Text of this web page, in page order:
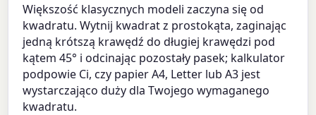
Większość klasycznych modeli zaczyna się od
kwadratu. Wytnij kwadrat z prostokąta, zaginając
jedną krótszą krawędź do długiej krawędzi pod
kątem 45° i odcinając pozostały pasek; kalkulator
podpowie Ci, czy papier A4, Letter lub A3 jest
wystarczająco duży dla Twojego wymaganego
kwadratu.